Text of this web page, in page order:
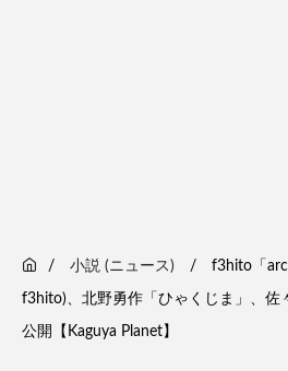
小説 (ニュース) f3hito「
f3hito)、北野勇作「ひゃくじま」、佐
公開【Kaguya Planet】